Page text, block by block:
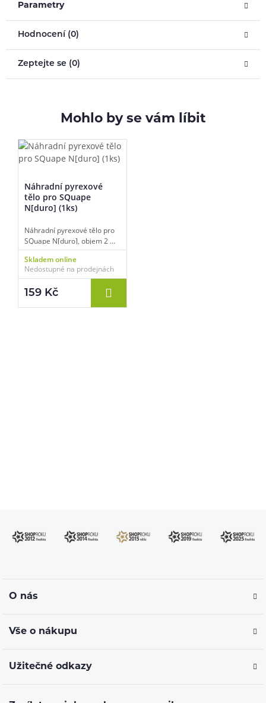
Parametry
Hodnocení (0)
Zeptejte se (0)
Mohlo by se vám líbit
Náhradní pyrexové
tělo pro SQuape
N[duro] (1ks)
Náhradní pyrexové tělo pro
SQuape N[duro], objem 2 ml,
standardní typ, balení 1 ks.
Skladem online
Nedostupné na prodejnách
159 Kč
O nás
Vše o nákupu
Užitečné odkazy